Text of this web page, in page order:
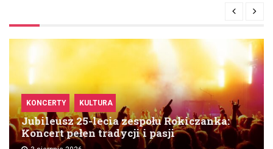
KONCERTY KULTURA
Jubileusz 25-lecia zespołu Rokiczanka:
Koncert pełen tradycji i pasji